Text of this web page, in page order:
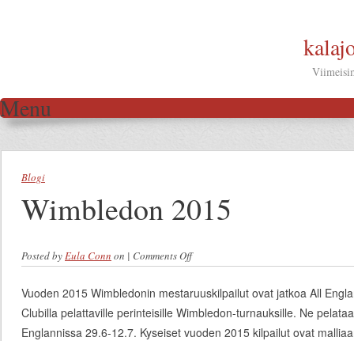
Menu
Blogi
Wimbledon 2015
Posted byEula Conn on | Comments Offon Wimbledon 2015
Vuoden 2015 Wimbledonin mestaruuskilpailut ovat jatkoa All
Clubilla pelattaville perinteisille Wimbledon-turnauksille. Ne
Englannissa 29.6-12.7. Kyseiset vuoden 2015 kilpailut ovat